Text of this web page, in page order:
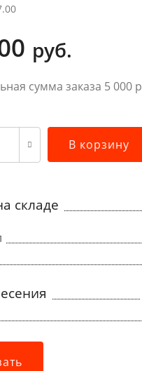
руб.
сумма заказа 5 000 р
В корзину
складе